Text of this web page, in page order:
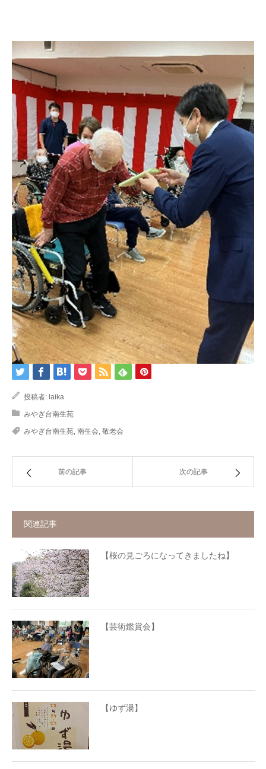
投稿者: laika
みやぎ台南生苑
みやぎ台南生苑, 南生会, 敬老会
前の記事 次の記事
関連記事
【桜の見ごろになってきましたね】
【芸術鑑賞会】
【ゆず湯】